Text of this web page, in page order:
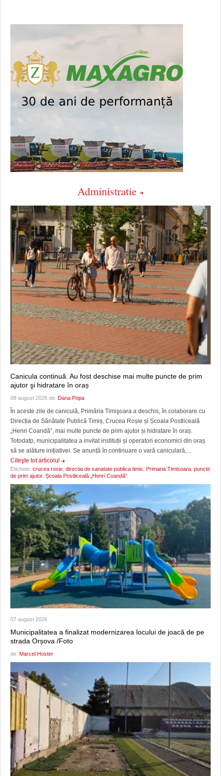
Administratie
Canicula continuă. Au fost deschise mai multe puncte de prim
ajutor şi hidratare în oraș
08 august 2026 de: Dana Popa
În aceste zile de caniculă, Primăria Timişoara a deschis, în colaborare cu
Direcția de Sănătate Publică Timiș, Crucea Roșie și Școala Postliceală
„Henri Coandă”, mai multe puncte de prim ajutor și hidratare în oraș.
Totodatp, municipalitatea a invitat instituții și operatori economici din oraș
să se alăture inițiativei. Se anunță în continuare o vară caniculară,...
Citeşte tot articolul
Etichete: crucea rosie directia de sanatate publica timis Primaria Timisoara puncte
de prim ajutor, Școala Postliceală „Henri Coandă”
07 august 2026
Municipalitatea a finalizat modernizarea locului de joacă de pe
strada Orșova /Foto
de: Marcel Hoster